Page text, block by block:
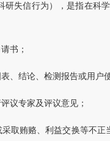
失信行为），是指在科
书；
、结论、检测报告或用户
议专家及评议意见；
取贿赂、利益交换等不